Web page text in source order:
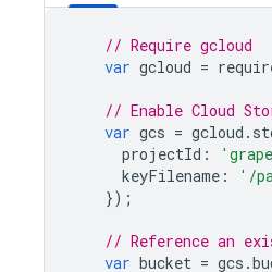
// Require gcloud
var gcloud =
// Enable Cloud
var gcs = gcloud .
projectId :
keyFilename :
'/
});
// Reference an
var bucket = gcs .